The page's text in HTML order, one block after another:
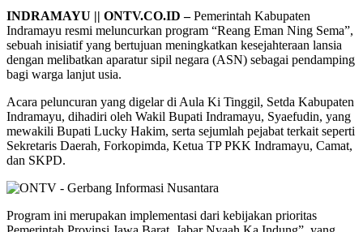
INDRAMAYU || ONTV.CO.ID –Pemerintah Kabupaten
Indramayu resmi meluncurkan program “Reang Eman Ning Sema”,
sebuah inisiatif yang bertujuan meningkatkan kesejahteraan lansia
dengan melibatkan aparatur sipil negara (ASN) sebagai pendamping
bagi warga lanjut usia.
Acara peluncuran yang digelar di Aula Ki Tinggil, Setda Kabupaten
Indramayu, dihadiri oleh Wakil Bupati Indramayu, Syaefudin, yang
mewakili Bupati Lucky Hakim, serta sejumlah pejabat terkait seperti
Sekretaris Daerah, Forkopimda, Ketua TP PKK Indramayu, Camat,
dan SKPD.
Program ini merupakan implementasi dari kebijakan prioritas